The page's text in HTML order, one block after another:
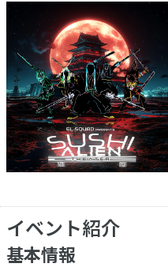
イベント紹介
基本情報